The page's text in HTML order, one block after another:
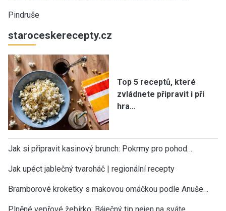
Pindruše
staroceskerecepty.cz
Top 5 receptů, které
zvládnete připravit i při
hra…
Jak si připravit kasinový brunch: Pokrmy pro pohod…
Jak upéct jablečný tvaroháč | regionální recepty
Bramborové kroketky s makovou omáčkou podle Anuše…